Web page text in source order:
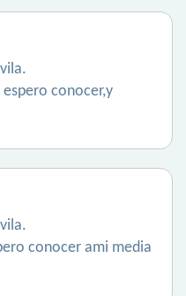
conocer,y
conocer ami media